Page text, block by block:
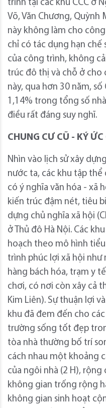
trình tại các khu CCC ở
Võ, Văn Chương, Quỳnh
này không làm cho
chỉ có tác dụng hạn
của công trình, không
trúc đô thị và chỗ ở cho
này, qua hơn 30 năm,
1,14% trong tổng số
điều rất đáng suy nghĩ.
CHUNG CƯ CŨ - KÝ
Nhìn vào lịch sử xây
nước ta, các khu tập thể
có ý nghĩa văn hóa - xã
kiến trúc đậm nét, tiêu
dựng chủ nghĩa xã hội
ở Thủ đô Hà Nội. Các
hoạch theo mô hình
trình phúc lợi xã hội như
hàng bách hóa, trạm y
chơi, có nơi còn xây cả
Kim Liên). Sự thuận lợi
khu đã đem đến cho
trường sống tốt đẹp
tòa nhà thường bố trí
cách nhau một khoảng
của ngôi nhà (2 H),
không gian trống rộng
không gian sinh hoạt